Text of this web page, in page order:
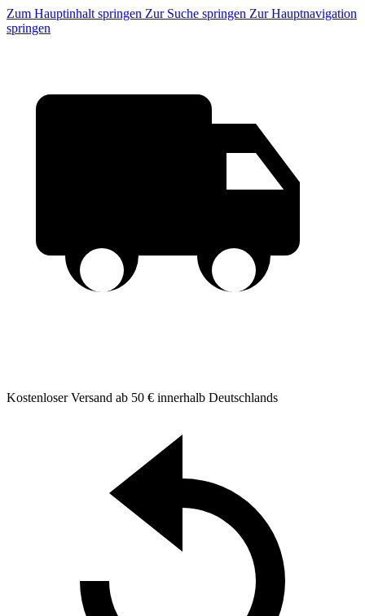
Zum Hauptinhalt springen Zur Suche springen Zur Hauptnavigation
springen
Kostenloser Versand ab 50 € innerhalb Deutschlands